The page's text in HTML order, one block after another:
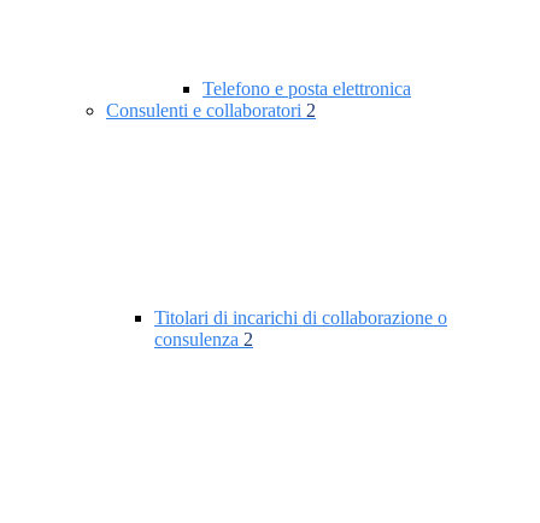
Telefono e posta elettronica
Consulenti e collaboratori 2
Titolari di incarichi di collaborazione o
consulenza 2